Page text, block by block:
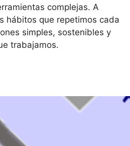
complejas. A
hábitos que repetimos cada
simples, sostenibles y
trabajamos.